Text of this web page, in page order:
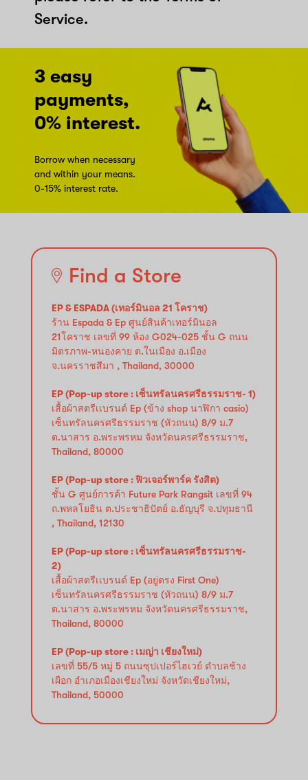
Service.
3 easy
payments,
0% interest.
Borrow when necessary
and within your means.
0-15% interest rate.
Find a Store
EP & ESPADA (เทอร์มินอล 21 โคราช)
ร้าน Espada & Ep ศูนย์สินค้าเทอร์มินอล
21โคราช เลขที่ 99 ห้อง G024-025 ชั้น G ถนน
มิตรภาพ-หนองคาย ต.ในเมือง อ.เมือง
จ.นครราชสีมา , Thailand, 30000
EP (Pop-up store : เซ็นทรัลนครศรีธรรมราช- 1)
เสื้อผ้าสตรีเเบรนด์ Ep (ข้าง shop นาฬิกา casio)
เซ็นทรัลนครศรีธรรมราช (หัวถนน) 8/9 ม.7
ต.นาสาร อ.พระพรหม จังหวัดนครศรีธรรมราช,
Thailand, 80000
EP (Pop-up store : ฟิวเจอร์พาร์ค รังสิต)
ชั้น G ศูนย์การค้า Future Park Rangsit เลขที่ 94
ถ.พหลโยธิน ต.ประชาธิปัตย์ อ.ธัญบุรี จ.ปทุมธานี
, Thailand, 12130
EP (Pop-up store : เซ็นทรัลนครศรีธรรมราช-
2)
เสื้อผ้าสตรีเเบรนด์ Ep (อยู่ตรง First One)
เซ็นทรัลนครศรีธรรมราช (หัวถนน) 8/9 ม.7
ต.นาสาร อ.พระพรหม จังหวัดนครศรีธรรมราช,
Thailand, 80000
EP (Pop-up store : เมญ่า เชียงใหม่)
เลขที่ 55/5 หมู่ 5 ถนนซุปเปอร์ไฮเวย์ ตำบลช้าง
เผือก อำเภอเมืองเชียงใหม่ จังหวัดเชียงใหม่,
Thailand, 50000